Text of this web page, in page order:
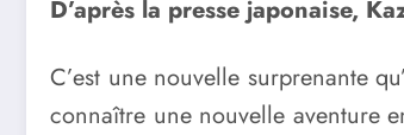
D’après la presse japonaise,
C’est une nouvelle surprenante
connaître une nouvelle aventure